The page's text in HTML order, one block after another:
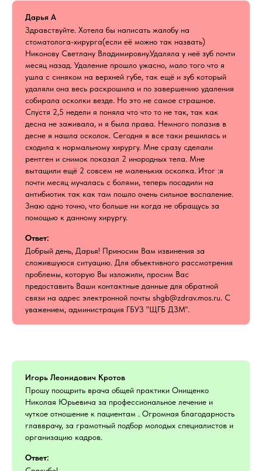
Дарья А
Здравствуйте. Хотела бы написать жалобу на
стоматолога-хирурга(если её можно так назвать)
Никонову Светлану Владимировну.Удаляла у неё зуб почти
месяц назад. Удаление прошло ужасно, мало того что я
ушла с синяком на верхней губе, так ещё и зуб который
удаляли она весь раскрошила и по завершению удаления
собирала осколки везде. Но это не самое страшное.
Спустя 2,5 недели я поняла что что то не так, так как
десна не заживала, и я была права. Немного полазив в
десне я нашла осколок. Сегодня я все таки решилась и
сходила к нормальному хирургу. Мне сразу сделали
рентген и снимок показал 2 инородных тела. Мне
вытащили ещё 2 совсем не маленьких осколка. Итог :я
почти месяц мучалась с болями, теперь посадили на
антибиотик так как там пошло очень сильное воспаление.
Знаю одно точно, что больше ни когда не обращусь за
помощью к данному хирургу.
Ответ:
Добрый день, Дарья! Приносим Вам извинения за
сложившуюся ситуацию. Для объективного рассмотрения
проблемы, которую Вы изложили, просим Вас
предоставить Ваши контактные данные для обратной
связи на адрес электронной почты shgb@zdrav.mos.ru. С
уважением, администрация ГБУЗ "ЩГБ ДЗМ".
Игорь Леонидович Кротов
Прошу поощрить врача общей практики Онищенко
Николая Юрьевича за профессиональное лечение и
чуткое отношение к пациентам . Огромная благодарность
главврачу, за грамотный подбор молодых специалистов и
организацию кадров.
Ответ: